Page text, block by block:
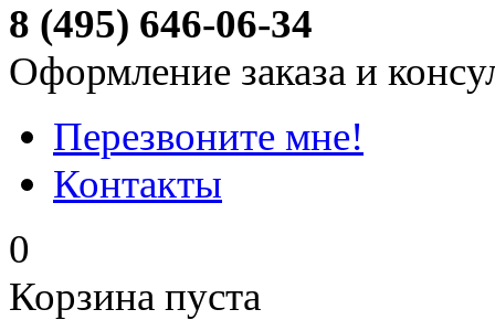
8 (495) 646-06-34
Оформление заказа и
Перезвоните мне!
Контакты
0
Корзина пуста